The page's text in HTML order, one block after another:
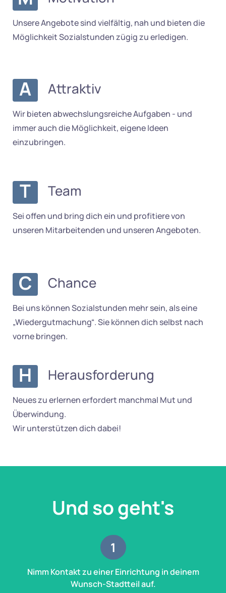
Unsere Angebote sind vielfältig, nah und bieten die
Möglichkeit Sozialstunden zügig zu erledigen.
A Attraktiv
Wir bieten abwechslungsreiche Aufgaben - und
immer auch die Möglichkeit, eigene Ideen
einzubringen.
T Team
Sei offen und bring dich ein und profitiere von
unseren Mitarbeitenden und unseren Angeboten.
C Chance
Bei uns können Sozialstunden mehr sein, als eine
„Wiedergutmachung“. Sie können dich selbst nach
vorne bringen.
H Herausforderung
Neues zu erlernen erfordert manchmal Mut und
Überwindung.
Wir unterstützen dich dabei!
Und so geht's
1
Nimm Kontakt zu einer Einrichtung in deinem
Wunsch-Stadtteil auf.